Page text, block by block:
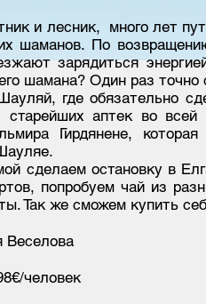
и лесник, много лет
шаманов. По
зарядиться
шамана? Один раз точно
где обязательно
старейших аптек во
Гирдянене,
сделаем остановку в
попробуем чай из
Так же сможем купить
Веселова
человек